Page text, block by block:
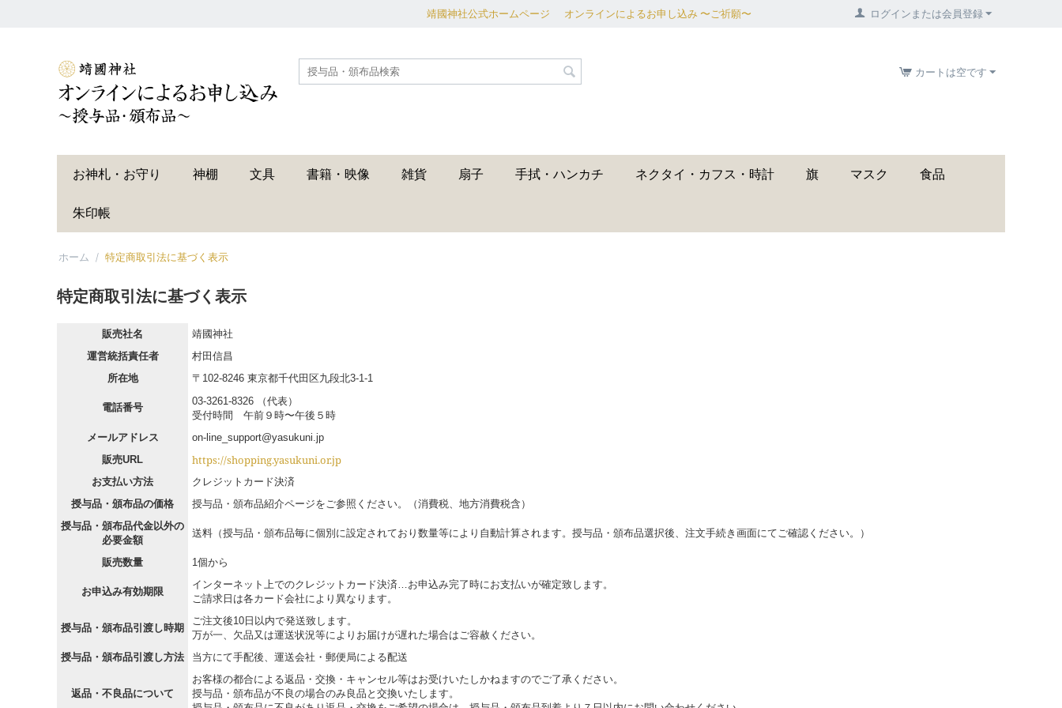
靖國神社公式ホームページ オンラインによるお申し込み 〜ご祈願〜 ログインまたは会員登録
カートは空です
お神札・お守り 神棚 文具 書籍・映像 雑貨 扇子 手拭・ハンカチ ネクタイ・カフス・時計 旗 マスク 食品
朱印帳
ホーム / 特定商取引法に基づく表示
特定商取引法に基づく表示
販売社名
靖國神社
運営統括責任者
村田信昌
所在地
〒102-8246 東京都千代田区九段北3-1-1
電話番号
03-3261-8326
（代表）
受付時間 午前９時〜午後５時
メールアドレス
on-line_support@yasukuni.jp
販売URL
https://shopping.yasukuni.or.jp
お支払い方法
クレジットカード決済
授与品・頒布品の価格
授与品・頒布品紹介ページをご参照ください。（消費税、地方消費税含）
授与品・頒布品代金以外の
必要金額
送料（授与品・頒布品毎に個別に設定されており数量等により自動計算されます。授与品・頒布品選択後、注文手続き画面にてご確認ください。）
販売数量 1個から
お申込み有効期限
インターネット上でのクレジットカード決済…お申込み完了時にお支払いが確定致します。
ご請求日は各カード会社により異なります。
授与品・頒布品引渡し時期
ご注文後10日以内で発送致します。
万が一、欠品又は運送状況等によりお届けが遅れた場合はご容赦ください。
授与品・頒布品引渡し方法
当方にて手配後、運送会社・郵便局による配送
返品・不良品について
お客様の都合による返品・交換・キャンセル等はお受けいたしかねますのでご了承ください。
授与品・頒布品が不良の場合のみ良品と交換いたします。